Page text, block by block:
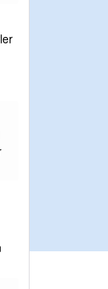
Rabbim
merak
tutuşan